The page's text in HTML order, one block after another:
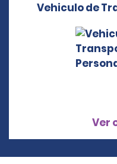
Vehiculo de
Ver